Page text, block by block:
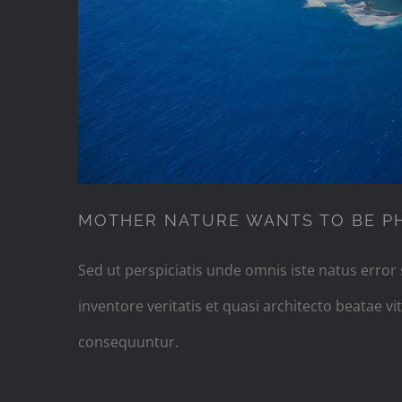
MOTHER NATURE WANTS TO BE
Sed ut perspiciatis unde omnis iste natus
inventore veritatis et quasi architecto beatae
consequuntur.